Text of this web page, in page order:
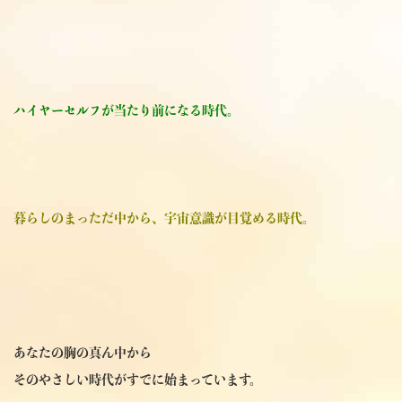
ハイヤーセルフが当たり前になる時代。
暮らしのまっただ中から、宇宙意識が目覚める時代。
あなたの胸の真ん中から
そのやさしい時代がすでに始まっています。